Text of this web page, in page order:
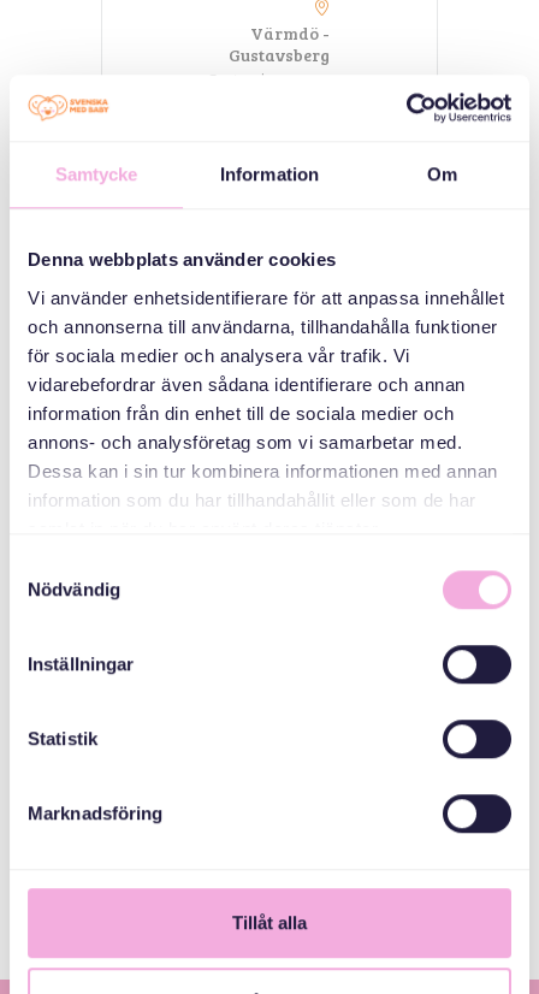
Samtycke Information Om
Denna webbplats använder cookies
Vi använder enhetsidentifierare för att anpassa innehållet
och annonserna till användarna, tillhandahålla funktioner
för sociala medier och analysera vår trafik. Vi
vidarebefordrar även sådana identifierare och annan
information från din enhet till de sociala medier och
annons- och analysföretag som vi samarbetar med.
Dessa kan i sin tur kombinera informationen med annan
information som du har tillhandahållit eller som de har
Nödvändig
Inställningar
Statistik
Marknadsföring
Tillåt alla
Värmdö -
Gustavsberg
Gustavsbergs
جلسات والدین
سازمان دهنده